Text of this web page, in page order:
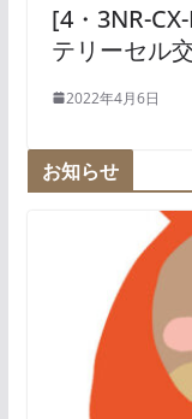
[4・3NR-
テリーセル
2022年4月6日
お知らせ